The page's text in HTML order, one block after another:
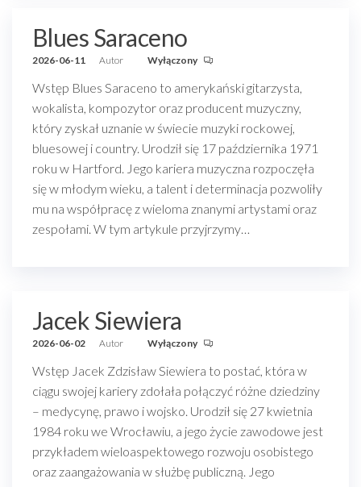
Blues Saraceno
2026-06-11 Autor Wyłączony
Wstęp Blues Saraceno to amerykański gitarzysta,
wokalista, kompozytor oraz producent muzyczny,
który zyskał uznanie w świecie muzyki rockowej,
bluesowej i country. Urodził się 17 października 1971
roku w Hartford. Jego kariera muzyczna rozpoczęła
się w młodym wieku, a talent i determinacja pozwoliły
mu na współpracę z wieloma znanymi artystami oraz
zespołami. W tym artykule przyjrzymy…
Jacek Siewiera
2026-06-02 Autor Wyłączony
Wstęp Jacek Zdzisław Siewiera to postać, która w
ciągu swojej kariery zdołała połączyć różne dziedziny
– medycynę, prawo i wojsko. Urodził się 27 kwietnia
1984 roku we Wrocławiu, a jego życie zawodowe jest
przykładem wieloaspektowego rozwoju osobistego
oraz zaangażowania w służbę publiczną. Jego